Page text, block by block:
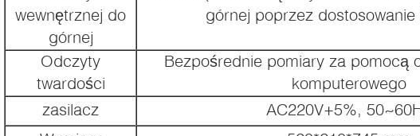
wewnętrznej do
górnej
górnej poprzez
Odczyty
twardości
Bezpośrednie pomiary za pomocą
komputerowego
zasilacz
AC220V+5%,